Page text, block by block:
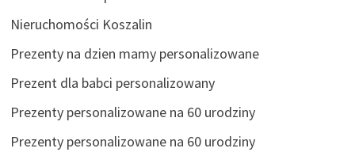
Nieruchomości Koszalin
Prezenty na dzien mamy personalizowane
Prezent dla babci personalizowany
Prezenty personalizowane na 60 urodziny
Prezenty personalizowane na 60 urodziny